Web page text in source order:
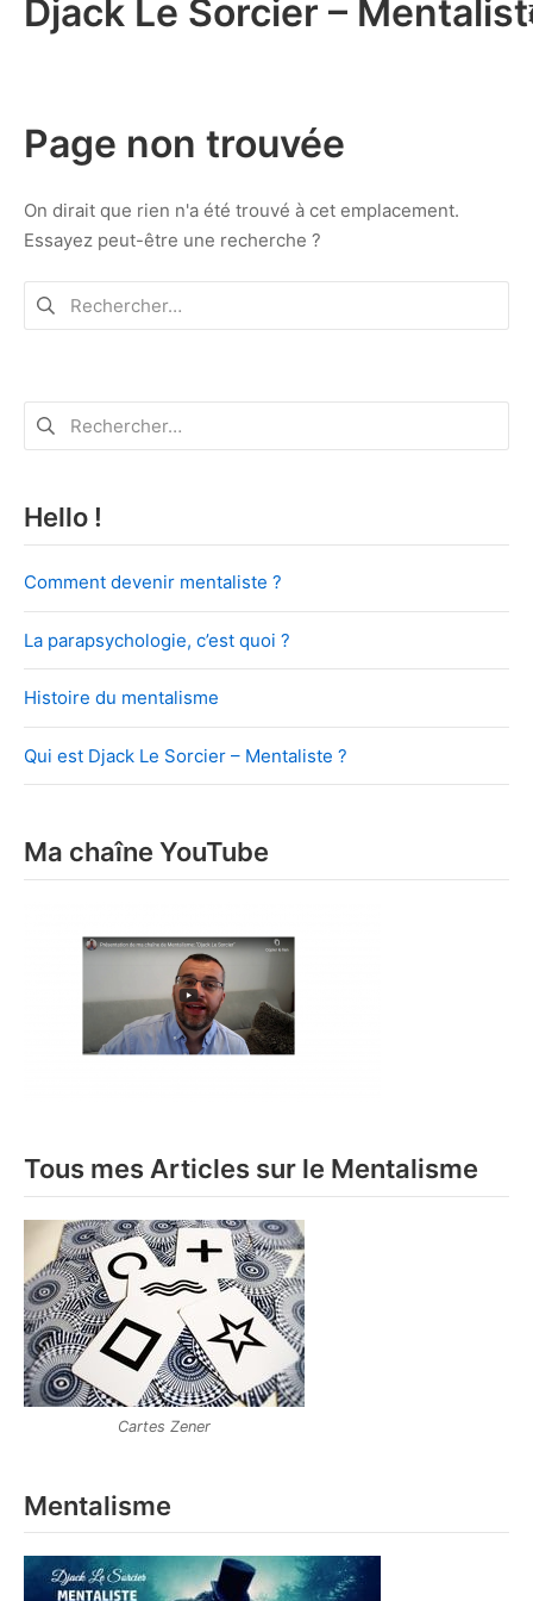
Djack Le Sorcier –
Page non trouvée
On dirait que rien n'a été trouvé à cet emplacement.
Essayez peut-être une recherche ?
Rechercher :
Rechercher :
Hello !
Comment devenir mentaliste ?
La parapsychologie, c’est quoi ?
Histoire du mentalisme
Qui est Djack Le Sorcier – Mentaliste ?
Ma chaîne YouTube
Tous mes Articles sur le Mentalisme
Cartes Zener
Mentalisme